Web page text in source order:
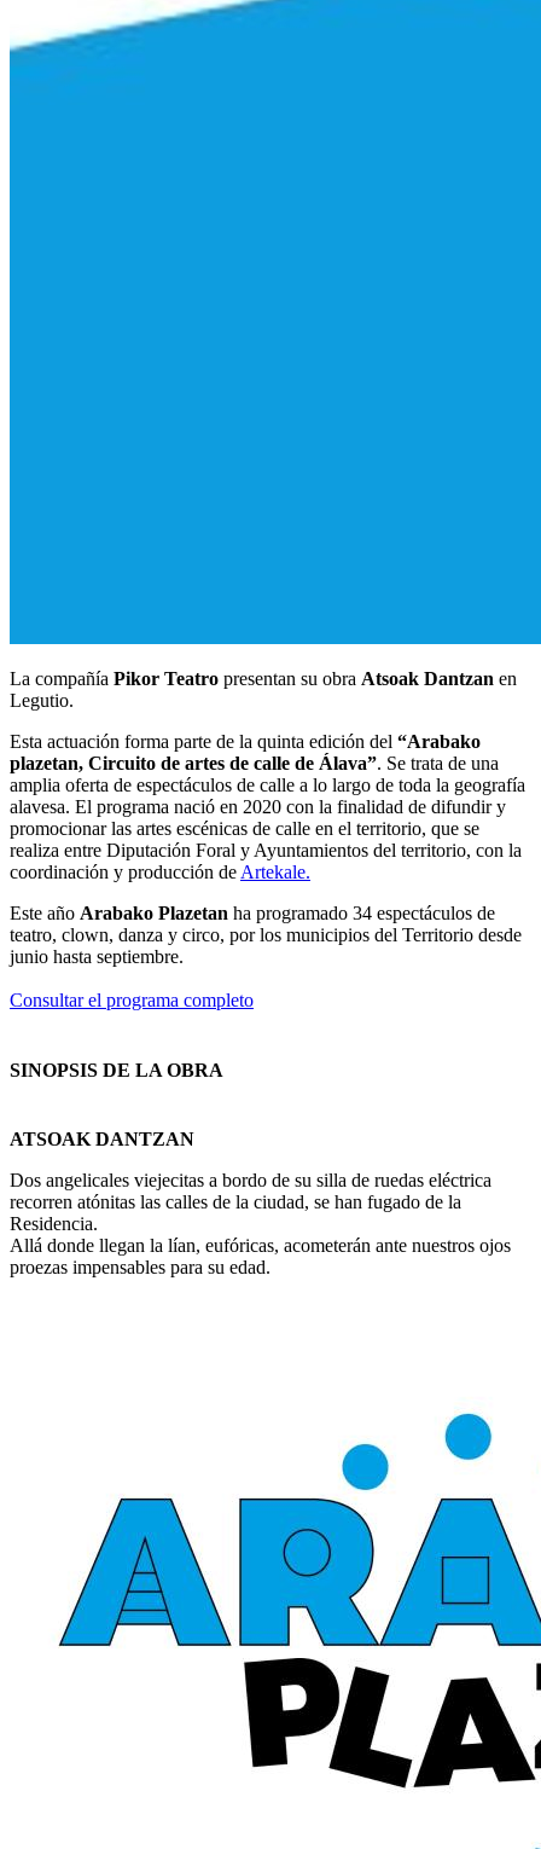
La compañía Pikor Teatro presentan su obra Atsoak Dantzan en
Legutio.
Esta actuación forma parte de la quinta edición del “Arabako
plazetan, Circuito de artes de calle de Álava”. Se trata de una
amplia oferta de espectáculos de calle a lo largo de toda la geografía
alavesa. El programa nació en 2020 con la finalidad de difundir y
promocionar las artes escénicas de calle en el territorio, que se
realiza entre Diputación Foral y Ayuntamientos del territorio, con la
coordinación y producción de Artekale.
Este año Arabako Plazetan ha programado 34 espectáculos de
teatro, clown, danza y circo, por los municipios del Territorio desde
junio hasta septiembre.
Consultar el programa completo
SINOPSIS DE LA OBRA
ATSOAK DANTZAN
Dos angelicales viejecitas a bordo de su silla de ruedas eléctrica
recorren atónitas las calles de la ciudad, se han fugado de la
Residencia.
Allá donde llegan la lían, eufóricas, acometerán ante nuestros ojos
proezas impensables para su edad.